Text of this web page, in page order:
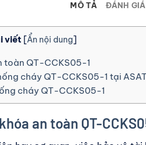
MÔ TẢ ĐÁNH
viết [Ẩn nội dung]
toàn QT-CCKS05-1
cháy QT-CCKS05-1 tại
cháy QT-CCKS05-1
an toàn QT-